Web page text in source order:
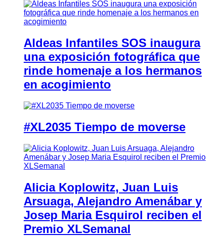
Aldeas Infantiles SOS inaugura
una exposición fotográfica que
rinde homenaje a los hermanos
en acogimiento
#XL2035 Tiempo de moverse
Alicia Koplowitz, Juan Luis
Arsuaga, Alejandro Amenábar y
Josep Maria Esquirol reciben el
Premio XLSemanal